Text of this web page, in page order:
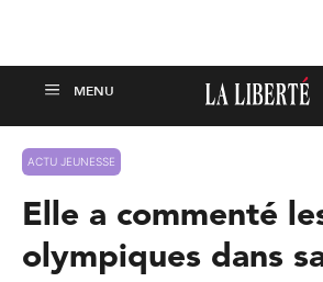
ACTU JEUNESSE
Elle a commenté
olympiques dans